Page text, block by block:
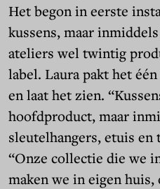
Het begon in eerste
kussens, maar
ateliers wel twintig
label. Laura pakt het
en laat het zien.
hoofdproduct, maar
sleutelhangers, etuis en
“Onze collectie die we
maken we in eigen huis,